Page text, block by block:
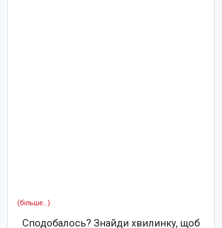
(більше…)
Сподобалось? Знайди хвилинку, щоб